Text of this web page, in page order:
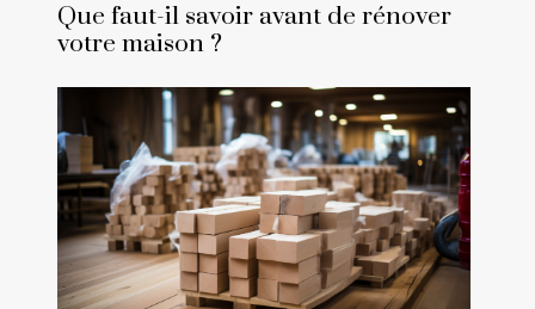
Que faut-il savoir avant de rénover
votre maison ?